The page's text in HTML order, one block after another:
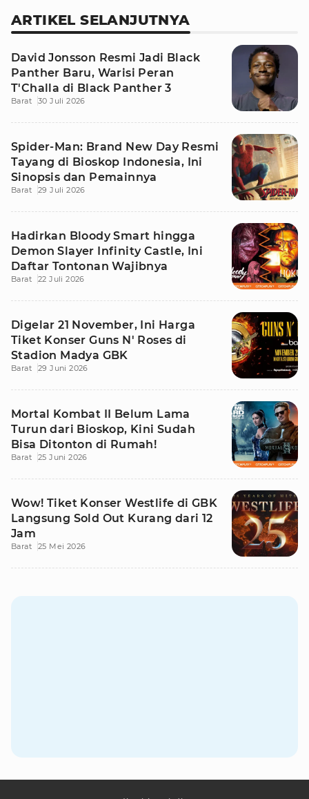
ARTIKEL SELANJUTNYA
David Jonsson Resmi Jadi Black
Panther Baru, Warisi Peran
T'Challa di Black Panther 3
Barat 30 Juli 2026
Spider-Man: Brand New Day Resmi
Tayang di Bioskop Indonesia, Ini
Sinopsis dan Pemainnya
Barat 29 Juli 2026
Hadirkan Bloody Smart hingga
Demon Slayer Infinity Castle, Ini
Daftar Tontonan Wajibnya
Barat 22 Juli 2026
Digelar 21 November, Ini Harga
Tiket Konser Guns N' Roses di
Stadion Madya GBK
Barat 29 Juni 2026
Mortal Kombat II Belum Lama
Turun dari Bioskop, Kini Sudah
Bisa Ditonton di Rumah!
Barat 25 Juni 2026
Wow! Tiket Konser Westlife di GBK
Langsung Sold Out Kurang dari 12
Jam
Barat 25 Mei 2026